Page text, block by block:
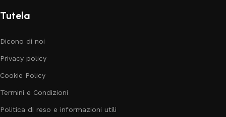
Tutela
Dicono di noi
Privacy policy
Cookie Policy
Termini e Condizioni
Politica di reso e informazioni utili